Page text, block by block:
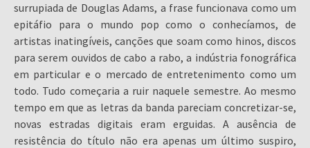
surrupiada de Douglas Adams, a frase funcionava como um
epitáfio para o mundo pop como o conhecíamos, de
artistas inatingíveis, canções que soam como hinos, discos
para serem ouvidos de cabo a rabo, a indústria fonográfica
em particular e o mercado de entretenimento como um
todo. Tudo começaria a ruir naquele semestre. Ao mesmo
tempo em que as letras da banda pareciam concretizar-se,
novas estradas digitais eram erguidas. A ausência de
resistência do título não era apenas um último suspiro,